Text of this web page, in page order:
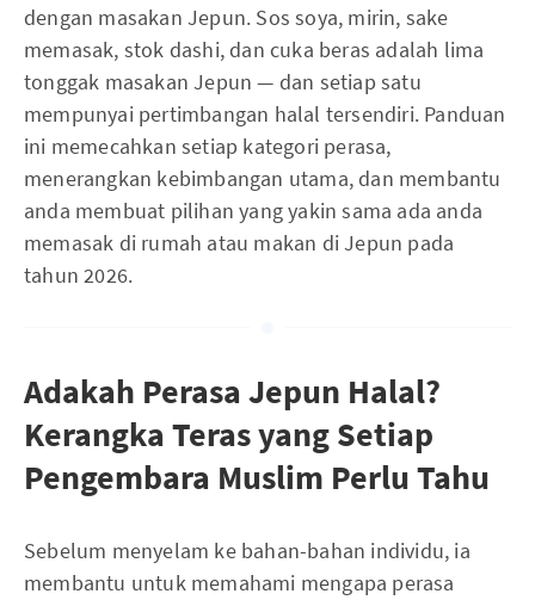
dengan masakan Jepun. Sos soya, mirin, sake
memasak, stok dashi, dan cuka beras adalah lima
tonggak masakan Jepun — dan setiap satu
mempunyai pertimbangan halal tersendiri. Panduan
ini memecahkan setiap kategori perasa,
menerangkan kebimbangan utama, dan membantu
anda membuat pilihan yang yakin sama ada anda
memasak di rumah atau makan di Jepun pada
tahun 2026.
Adakah Perasa Jepun Halal?
Kerangka Teras yang Setiap
Pengembara Muslim Perlu Tahu
Sebelum menyelam ke bahan-bahan individu, ia
membantu untuk memahami mengapa perasa